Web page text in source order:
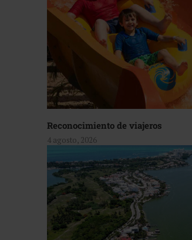
Reconocimiento de viajeros
4 agosto, 2026